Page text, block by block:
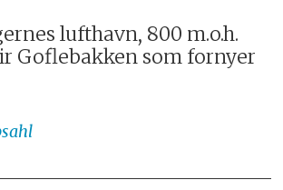
lufthavn, 800 m.o.h.
Goflebakken som fornyer